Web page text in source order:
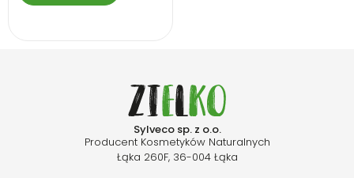
Sylveco sp. z o.o.
Producent Kosmetyków Naturalnych
Łąka 260F, 36-004 Łąka